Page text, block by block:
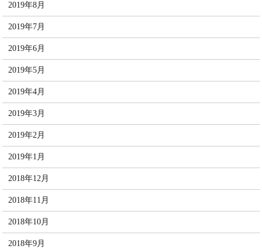
2019年8月
2019年7月
2019年6月
2019年5月
2019年4月
2019年3月
2019年2月
2019年1月
2018年12月
2018年11月
2018年10月
2018年9月